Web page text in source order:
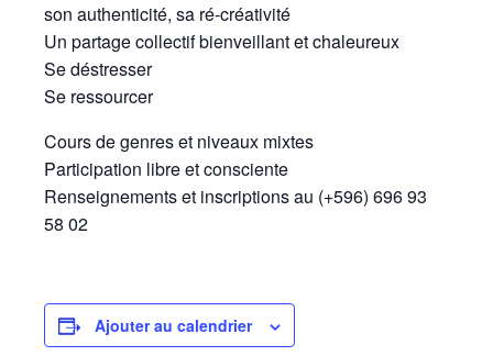
son authenticité, sa ré-créativité
Un partage collectif bienveillant et chaleureux
Se déstresser
Se ressourcer
Cours de genres et niveaux mixtes
Participation libre et consciente
Renseignements et inscriptions au (+596) 696 93
58 02
Ajouter au calendrier